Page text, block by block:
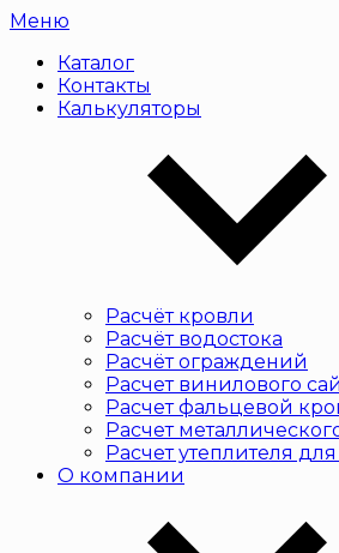
Меню
Каталог
Контакты
Калькуляторы
Расчёт кровли
Расчёт водостока
Расчёт ограждений
Расчет винилового
Расчет фальцевой
Расчет
Расчет утеплителя для
О компании